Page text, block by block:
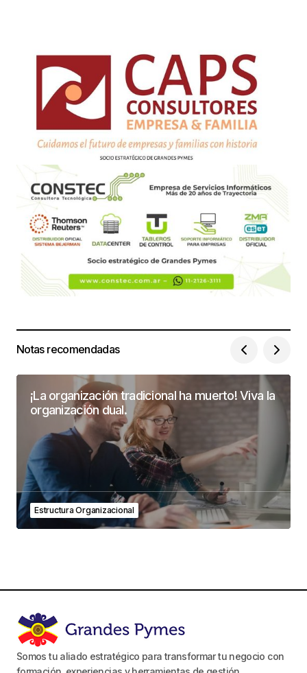
Notas recomendadas
¡La organización tradicional ha muerto! Viva la
organización dual.
Estructura Organizacional
Somos tu aliado estratégico para transformar tu negocio con